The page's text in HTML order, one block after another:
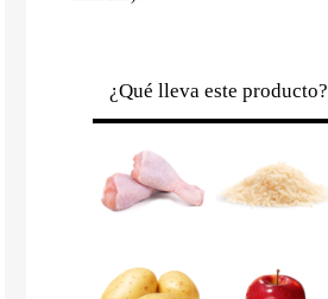
¿Qué lleva este producto?